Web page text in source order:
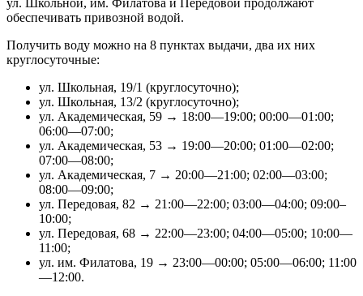
обеспечивать привозной водой.
Получить воду можно на 8 пунктах выдачи, два их них
круглосуточные:
ул. Школьная, 19/1 (круглосуточно);
ул. Школьная, 13/2 (круглосуточно);
ул. Академическая, 59 → 18:00—19:00; 00:00—01:00;
06:00—07:00;
ул. Академическая, 53 → 19:00—20:00; 01:00—02:00;
07:00—08:00;
ул. Академическая, 7 → 20:00—21:00; 02:00—03:00;
08:00—09:00;
ул. Передовая, 82 → 21:00—22:00; 03:00—04:00; 09:00–
10:00;
ул. Передовая, 68 → 22:00—23:00; 04:00—05:00; 10:00—
11:00;
ул. им. Филатова, 19 → 23:00—00:00; 05:00—06:00; 11:00
—12:00.